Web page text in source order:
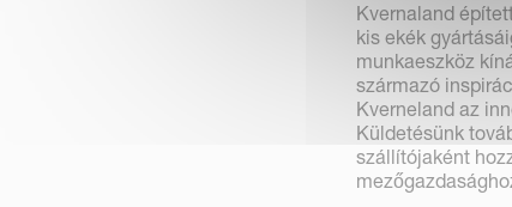
Kvernaland
kis ekék
munkaeszköz
származó
Kverneland az
Küldetésünk
szállítójaként